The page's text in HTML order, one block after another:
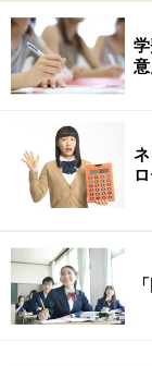
入学が許可され
などの場合、修
子1人・・・年
子2人・・・年
子3人・・・年
子4人・・・年
子5人・・・年
<1><2>を超え
で、なおかつ